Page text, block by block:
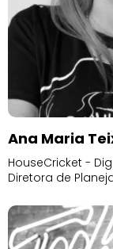
Ana Maria
HouseCricket -
Diretora de